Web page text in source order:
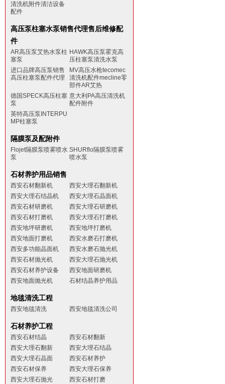
清洗机附件清洁设备
配件
高压泵柱塞水泵销售代理售后维修配
件
AR高压泵艾热水泵柱
塞泵
HAWK高压泵霍克高
压柱塞泵清洗水泵
进口品牌高压泵销售
高压柱塞泵配件代理
MV高压水枪tecomec
清洗机配件mecline零
部件AR艾热
德国SPECK高压柱塞
泵
意大利PA高压清洗机
配件附件
英特高压泵INTERPU
MP柱塞泵
隔膜泵及配附件
Flojet隔膜泵喷雾喷水
泵
SHURflo隔膜泵喷雾
喷水泵
石材养护用品销售
西安石材翻新机
西安大理石翻新机
西安大理石结晶机
西安大理石晶面机
西安石材研磨机
西安大理石研磨机
西安石材打磨机
西安大理石打磨机
西安地坪研磨机
西安地坪打磨机
西安地面打磨机
西安水磨石打磨机
西安多功能晶面机
西安水磨石抛光机
西安石材抛光机
西安大理石抛光机
西安石材养护设备
西安地面研磨机
西安地面抛光机
石材结晶养护用品
地毯清洗工程
西安地毯清洗 西安地毯清洗公司
石材养护工程
西安石材结晶
西安石材翻新
西安大理石翻新
西安大理石结晶
西安大理石晶面
西安石材养护
西安石材保养
西安大理石保养
西安大理石抛光
西安石材打磨